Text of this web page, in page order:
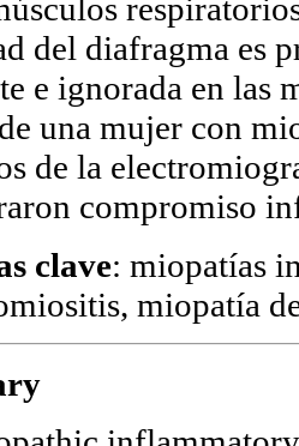
del diafragma es
e ignorada en las
una mujer con
de la
compromiso
clave: miopatías
miopatía